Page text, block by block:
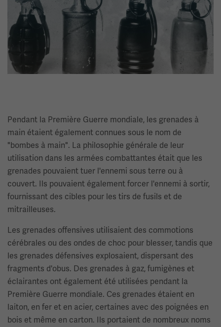
Pendant la Première Guerre mondiale, les grenades à
main étaient également connues sous le nom de
"bombes à main". La philosophie générale de leur
utilisation dans les armées combattantes était que les
grenades pouvaient tuer l'ennemi sous terre ou à
couvert. Ils pouvaient également forcer l'ennemi à sortir,
fournissant des cibles pour les tirs de fusils et de
mitrailleuses.
Les grenades offensives utilisaient des commotions
cérébrales ou des ondes de choc pour blesser, tandis que
les grenades défensives explosaient, dispersant des
fragments d'obus. Des grenades à gaz, fumigènes et
éclairantes ont également été utilisées pendant la
Première Guerre mondiale. Ces grenades étaient en
laiton, en fer et en acier, certaines avec des poignées en
bois et même en carton. Ils portaient de nombreux noms